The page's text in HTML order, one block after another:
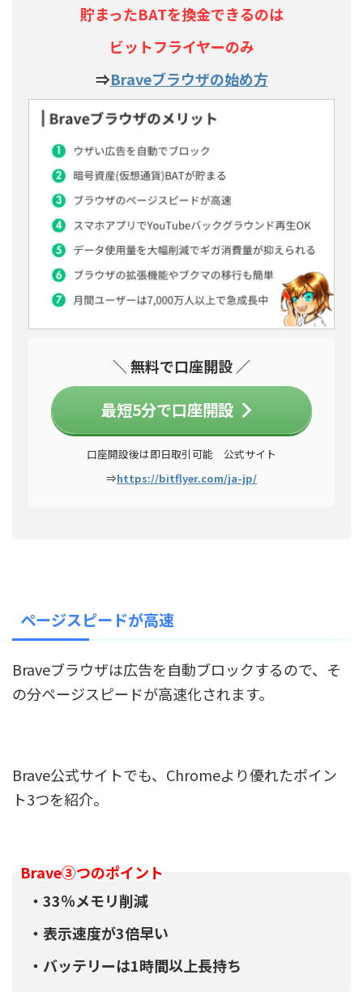
貯まったBATを換金できるのは
ビットフライヤーのみ
⇒Braveブラウザの始め方
＼ 無料で口座開設 ／
最短5分で口座開設
口座開設後は即日取引可能 公式サイト
⇒https://bitflyer.com/ja-jp/
ページスピードが高速
Braveブラウザは広告を自動ブロックするので、そ
の分ページスピードが高速化されます。
Brave公式サイトでも、Chromeより優れたポイン
ト3つを紹介。
Brave③つのポイント
・33％メモリ削減
・表示速度が3倍早い
・バッテリーは1時間以上長持ち